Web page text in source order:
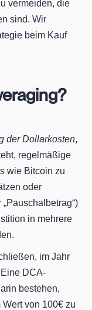
vermeiden, die
sind. Wir
beim Kauf
der Dollarkosten,
regelmäßige
wie Bitcoin zu
oder
in mehrere
im Jahr
DCA-
bestehen,
von 100€ zu